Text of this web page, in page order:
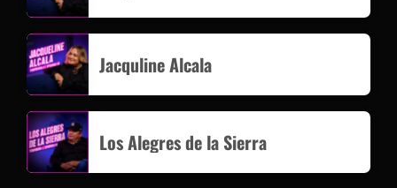
Jacquline Alcala
Los Alegres de la Sierra